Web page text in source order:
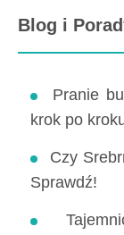
Blog i
Pranie
krok po
Czy
Sprawdź!